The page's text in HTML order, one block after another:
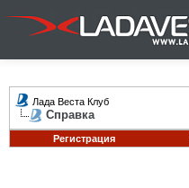
Лада Веста Клуб
Справка
Регистрация